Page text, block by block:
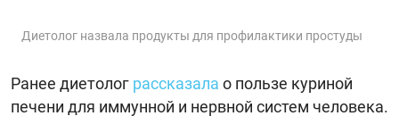
Диетолог назвала продукты для профилактики простуды
Ранее диетолог рассказала о пользе куриной
печени для иммунной и нервной систем человека.